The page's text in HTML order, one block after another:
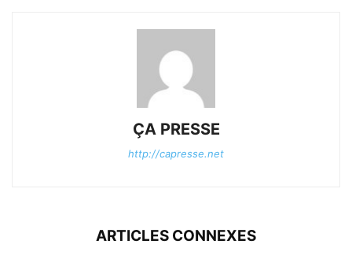
ÇA PRESSE
http://capresse.net
ARTICLES CONNEXES